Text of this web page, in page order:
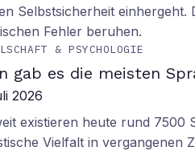
Selbstsicherheit einhergeht.
Fehler beruhen.
& PSYCHOLOGIE
gab es die meisten
2026
existieren heute rund 7500
Vielfalt in vergangenen